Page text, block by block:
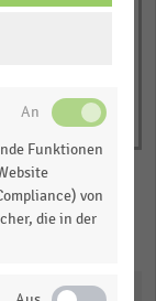
Funktionen
von
die in der